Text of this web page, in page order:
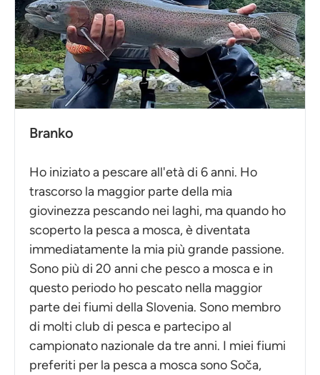
Branko
Ho iniziato a pescare all'età di 6 anni. Ho
trascorso la maggior parte della mia
giovinezza pescando nei laghi, ma quando ho
scoperto la pesca a mosca, è diventata
immediatamente la mia più grande passione.
Sono più di 20 anni che pesco a mosca e in
questo periodo ho pescato nella maggior
parte dei fiumi della Slovenia. Sono membro
di molti club di pesca e partecipo al
campionato nazionale da tre anni. I miei fiumi
preferiti per la pesca a mosca sono Soča,